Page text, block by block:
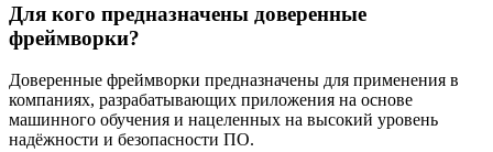
Для кого предназначены доверенные
фреймворки?
Доверенные фреймворки предназначены для применения в
компаниях, разрабатывающих приложения на основе
машинного обучения и нацеленных на высокий уровень
надёжности и безопасности ПО.